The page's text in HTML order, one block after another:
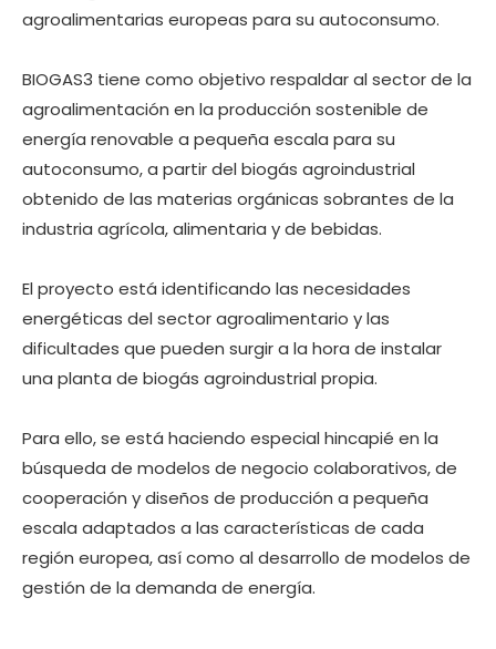
agroalimentarias europeas para su autoconsumo.
BIOGAS3 tiene como objetivo respaldar al sector de la
agroalimentación en la producción sostenible de
energía renovable a pequeña escala para su
autoconsumo, a partir del biogás agroindustrial
obtenido de las materias orgánicas sobrantes de la
industria agrícola, alimentaria y de bebidas.
El proyecto está identificando las necesidades
energéticas del sector agroalimentario y las
dificultades que pueden surgir a la hora de instalar
una planta de biogás agroindustrial propia.
Para ello, se está haciendo especial hincapié en la
búsqueda de modelos de negocio colaborativos, de
cooperación y diseños de producción a pequeña
escala adaptados a las características de cada
región europea, así como al desarrollo de modelos de
gestión de la demanda de energía.